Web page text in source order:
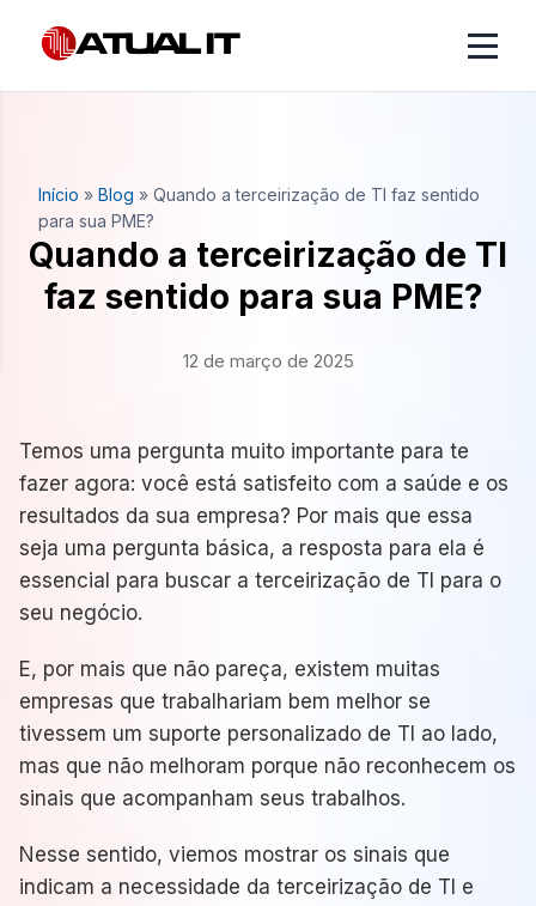
Início » Blog » Quando a terceirização de TI faz sentido
para sua PME?
Quando a terceirização de TI
faz sentido para sua PME?
12 de março de 2025
Temos uma pergunta muito importante para te
fazer agora: você está satisfeito com a saúde e os
resultados da sua empresa? Por mais que essa
seja uma pergunta básica, a resposta para ela é
essencial para buscar a terceirização de TI para o
seu negócio.
E, por mais que não pareça, existem muitas
empresas que trabalhariam bem melhor se
tivessem um suporte personalizado de TI ao lado,
mas que não melhoram porque não reconhecem os
sinais que acompanham seus trabalhos.
Nesse sentido, viemos mostrar os sinais que
indicam a necessidade da terceirização de TI e